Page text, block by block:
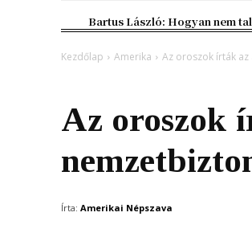
Bartus László: Hogyan nem
Kezdőlap Amerika Az oroszok írták
Az oroszok
Írta: Amerikai Népszava